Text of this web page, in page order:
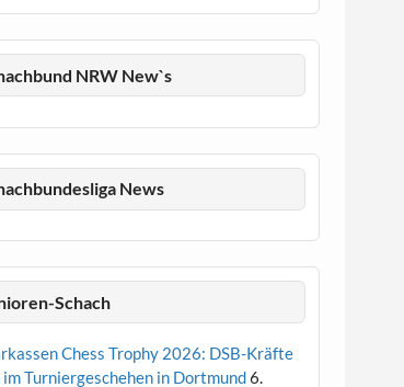
NRW New`s
News
Schach
Chess Trophy 2026: DSB-Kräfte
Turniergeschehen in Dortmund6.